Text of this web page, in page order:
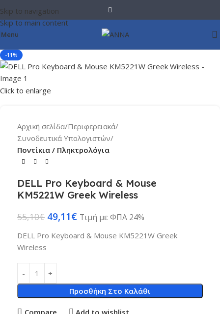
Skip to navigation
Skip to main content
Menu
-11%
Click to enlarge
Αρχική σελίδα Περιφερειακά
Συνοδευτικά Υπολογιστών
Ποντίκια / Πληκτρολόγια
DELL Pro Keyboard & Mouse
KM5221W Greek Wireless
55,10€ 49,11€ Τιμή με ΦΠΑ 24%
DELL Pro Keyboard & Mouse KM5221W Greek
Wireless
Προσθήκη Στο Καλάθι
Compare Add to wishlist